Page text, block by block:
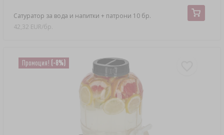
Сатуратор за вода и напитки + патрони 10 бр.
42,32 EUR/бр.
Промоция! (-8%)